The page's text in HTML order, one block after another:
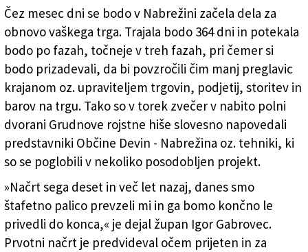
V Grudnovi rojstni hiši o v torek zvečer predstavili
izvedbeni projekt obnove nabrežinskega trga, levo
župan Igor Gabrovec (FOTODAMJ@N)
Čez mesec dni se bodo v Nabrežini začela dela za
obnovo vaškega trga. Trajala bodo 364 dni in potekala
bodo po fazah, točneje v treh fazah, pri čemer si
bodo prizadevali, da bi povzročili čim manj preglavic
krajanom oz. upraviteljem trgovin, podjetij, storitev in
barov na trgu. Tako so v torek zvečer v nabito polni
dvorani Grudnove rojstne hiše slovesno napovedali
predstavniki Občine Devin - Nabrežina oz. tehniki, ki
so se poglobili v nekoliko posodobljen projekt.
»Načrt sega deset in več let nazaj, danes smo
štafetno palico prevzeli mi in ga bomo končno le
privedli do konca,« je dejal župan Igor Gabrovec.
Prvotni načrt je predvideval očem prijeten in za